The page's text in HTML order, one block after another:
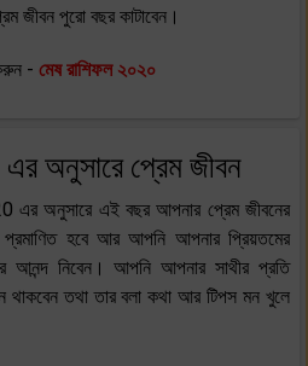
জীবন পুরো বছর কাটাবেন।
- মেষ রাশিফল ২০২০
অনুসারে প্রেম জীবন
এর অনুসারে এই বছর আপনার প্রেম জীবনের
হবে আর আপনি আপনার প্রিয়তমের
আনন্দ নিবেন। আপনি আপনার সাথীর প্রতি
থাকবেন তথা তার বলা কথা আর টিপস মন খুলে